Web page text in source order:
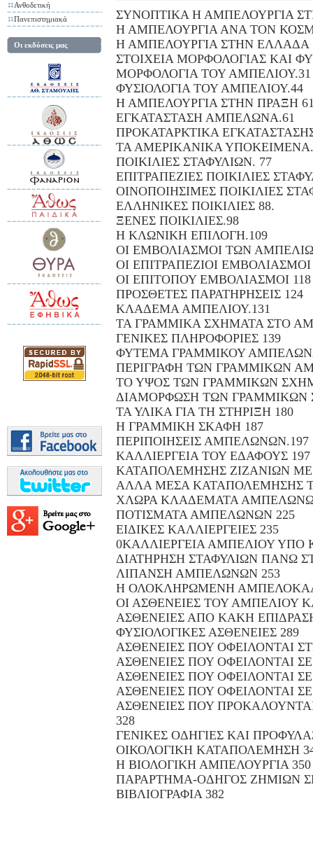
Ανθοδετική
Πανεπιστημιακά
Οι εκδόσεις μας
ΣΥΝΟΠΤΙΚΑ Η ΑΜΠΕΛΟΥΡΓΙΑ
Η ΑΜΠΕΛΟΥΡΓΙΑ ΑΝΑ ΤΟΝ
Η ΑΜΠΕΛΟΥΡΓΙΑ ΣΤΗΝ ΕΛΛΑΔΑ
ΣΤΟΙΧΕΙΑ ΜΟΡΦΟΛΟΓΙΑΣ ΚΑΙ
ΜΟΡΦΟΛΟΓΙΑ ΤΟΥ ΑΜΠΕΛΙΟΥ.31
ΦΥΣΙΟΛΟΓΙΑ ΤΟΥ ΑΜΠΕΛΙΟΥ.44
Η ΑΜΠΕΛΟΥΡΓΙΑ ΣΤΗΝ ΠΡΑΞΗ
ΕΓΚΑΤΑΣΤΑΣΗ ΑΜΠΕΛΩΝΑ.61
ΠΡΟΚΑΤΑΡΚΤΙΚΑ
ΤΑ ΑΜΕΡΙΚΑΝΙΚΑ
ΠΟΙΚΙΛΙΕΣ ΣΤΑΦΥΛΙΩΝ. 77
ΕΠΙΤΡΑΠΕΖΙΕΣ ΠΟΙΚΙΛΙΕΣ
ΟΙΝΟΠΟΙΗΣΙΜΕΣ ΠΟΙΚΙΛΙΕΣ
ΕΛΛΗΝΙΚΕΣ ΠΟΙΚΙΛΙΕΣ 88.
ΞΕΝΕΣ ΠΟΙΚΙΛΙΕΣ.98
Η ΚΛΩΝΙΚΗ ΕΠΙΛΟΓΗ.109
ΟΙ ΕΜΒΟΛΙΑΣΜΟΙ ΤΩΝ
ΟΙ ΕΠΙΤΡΑΠΕΖΙΟΙ ΕΜΒΟΛΙΑΣΜΟΙ
ΟΙ ΕΠΙΤΟΠΟΥ ΕΜΒΟΛΙΑΣΜΟΙ 118
ΠΡΟΣΘΕΤΕΣ ΠΑΡΑΤΗΡΗΣΕΙΣ 124
ΚΛΑΔΕΜΑ ΑΜΠΕΛΙΟΥ.131
ΤΑ ΓΡΑΜΜΙΚΑ ΣΧΗΜΑΤΑ ΣΤΟ
ΓΕΝΙΚΕΣ ΠΛΗΡΟΦΟΡΙΕΣ 139
ΦΥΤΕΜΑ ΓΡΑΜΜΙΚΟΥ
ΠΕΡΙΓΡΑΦΗ ΤΩΝ ΓΡΑΜΜΙΚΩΝ
ΤΟ ΥΨΟΣ ΤΩΝ ΓΡΑΜΜΙΚΩΝ
ΔΙΑΜΟΡΦΩΣΗ ΤΩΝ ΓΡΑΜΜΙΚΩΝ
ΤΑ ΥΛΙΚΑ ΓΙΑ ΤΗ ΣΤΗΡΙΞΗ 180
Η ΓΡΑΜΜΙΚΗ ΣΚΑΦΗ 187
ΠΕΡΙΠΟΙΗΣΕΙΣ ΑΜΠΕΛΩΝΩΝ.197
ΚΑΛΛΙΕΡΓΕΙΑ ΤΟΥ ΕΔΑΦΟΥΣ 197
ΚΑΤΑΠΟΛΕΜΗΣΗΣ ΖΙΖΑΝΙΩΝ
ΑΛΛΑ ΜΕΣΑ ΚΑΤΑΠΟΛΕΜΗΣΗΣ
ΧΛΩΡΑ ΚΛΑΔΕΜΑΤΑ
ΠΟΤΙΣΜΑΤΑ ΑΜΠΕΛΩΝΩΝ 225
ΕΙΔΙΚΕΣ ΚΑΛΛΙΕΡΓΕΙΕΣ 235
0ΚΑΛΛΙΕΡΓΕΙΑ ΑΜΠΕΛΙΟΥ
ΔΙΑΤΗΡΗΣΗ ΣΤΑΦΥΛΙΩΝ ΠΑΝΩ
ΛΙΠΑΝΣΗ ΑΜΠΕΛΩΝΩΝ 253
Η ΟΛΟΚΛΗΡΩΜΕΝΗ
ΟΙ ΑΣΘΕΝΕΙΕΣ ΤΟΥ ΑΜΠΕΛΙΟΥ
ΑΣΘΕΝΕΙΕΣ ΑΠΟ ΚΑΚΗ
ΦΥΣΙΟΛΟΓΙΚΕΣ ΑΣΘΕΝΕΙΕΣ 289
ΑΣΘΕΝΕΙΕΣ ΠΟΥ ΟΦΕΙΛΟΝΤΑΙ
ΑΣΘΕΝΕΙΕΣ ΠΟΥ ΟΦΕΙΛΟΝΤΑΙ
ΑΣΘΕΝΕΙΕΣ ΠΟΥ ΟΦΕΙΛΟΝΤΑΙ
ΑΣΘΕΝΕΙΕΣ ΠΟΥ ΟΦΕΙΛΟΝΤΑΙ
ΑΣΘΕΝΕΙΕΣ ΠΟΥ
328
ΓΕΝΙΚΕΣ ΟΔΗΓΙΕΣ ΚΑΙ
ΟΙΚΟΛΟΓΙΚΗ ΚΑΤΑΠΟΛΕΜΗΣΗ
Η ΒΙΟΛΟΓΙΚΗ ΑΜΠΕΛΟΥΡΓΙΑ 350
ΠΑΡΑΡΤΗΜΑ-ΟΔΗΓΟΣ ΖΗΜΙΩΝ
ΒΙΒΛΙΟΓΡΑΦΙΑ 382